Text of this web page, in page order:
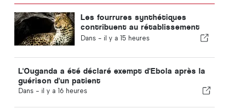
Les fourrures synthétiques
contribuent au rétablissement
des léopards de Zambie
Dans - il y a 15 heures
L'Ouganda a été déclaré exempt d'Ebola après la
guérison d'un patient
Dans - il y a 16 heures